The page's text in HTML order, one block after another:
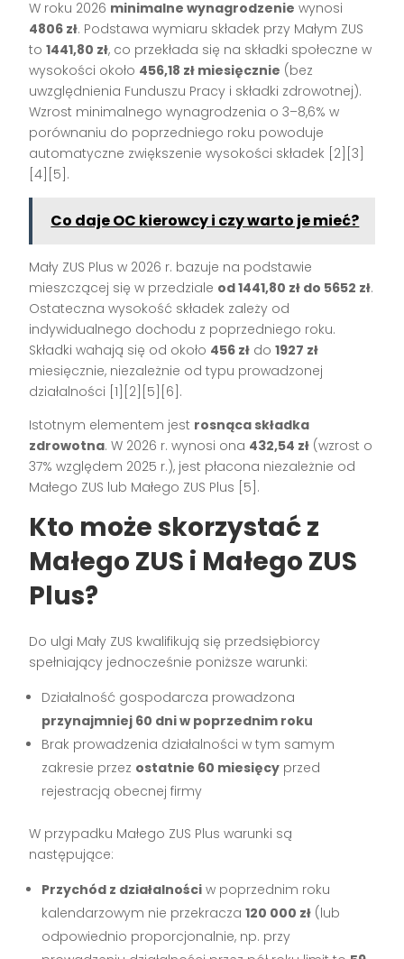
W roku 2026 minimalne wynagrodzenie wynosi
4806 zł. Podstawa wymiaru składek przy Małym ZUS
to1441,80 zł, co przekłada się na składki społeczne w
wysokości około 456,18 zł miesięcznie (bez
uwzględnienia Funduszu Pracy i składki zdrowotnej).
Wzrost minimalnego wynagrodzenia o 3–8,6% w
porównaniu do poprzedniego roku powoduje
automatyczne zwiększenie wysokości składek [2][3]
[4][5].
Co daje OC kierowcy i czy warto je mieć?
Mały ZUS Plus w 2026 r. bazuje na podstawie
mieszczącej się w przedziale od 1441,80 zł do 5652 zł.
Ostateczna wysokość składek zależy od
indywidualnego dochodu z poprzedniego roku.
Składki wahają się od około 456 zł do1927 zł
miesięcznie, niezależnie od typu prowadzonej
działalności [1][2][5][6].
Istotnym elementem jest rosnąca składka
zdrowotna. W 2026 r. wynosi ona 432,54 zł (wzrost o
37% względem 2025 r.), jest płacona niezależnie od
Małego ZUS lub Małego ZUS Plus [5].
Kto może skorzystać z
Małego ZUS i Małego ZUS
Plus?
Do ulgi Mały ZUS kwalifikują się przedsiębiorcy
spełniający jednocześnie poniższe warunki:
Działalność gospodarcza prowadzona
przynajmniej 60 dni w poprzednim roku
Brak prowadzenia działalności w tym samym
zakresie przez ostatnie 60 miesięcy przed
rejestracją obecnej firmy
W przypadku Małego ZUS Plus warunki są
następujące:
Przychód z działalności w poprzednim roku
kalendarzowym nie przekracza120 000 zł (lub
odpowiednio proporcjonalnie, np. przy